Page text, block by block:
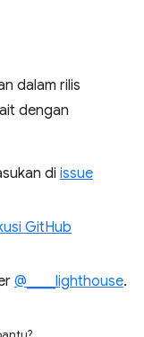
dalam rilis
dengan
di issue
GitHub
@____lighthouse.